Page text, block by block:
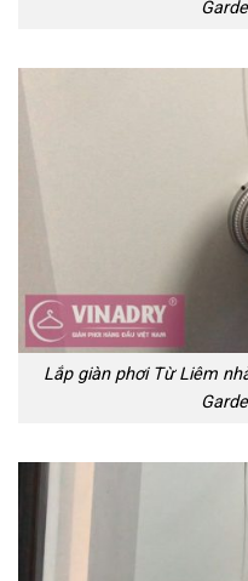
Lắp giàn phơi Từ Liêm